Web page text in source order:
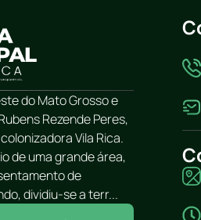
do Mato Grosso e
Rezende Peres,
Vila Rica.
de uma grande área,
de
dividiu-se a terr...